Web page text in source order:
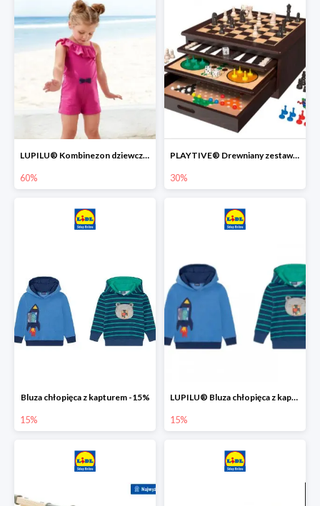
LUPILU® Kombinezon dziewczęcy z bawełny
60%
PLAYTIVE® Drewniany zestaw gier 10 w 1
30%
Bluza chłopięca z kapturem -15%
15%
LUPILU® Bluza chłopięca z kapturem
15%